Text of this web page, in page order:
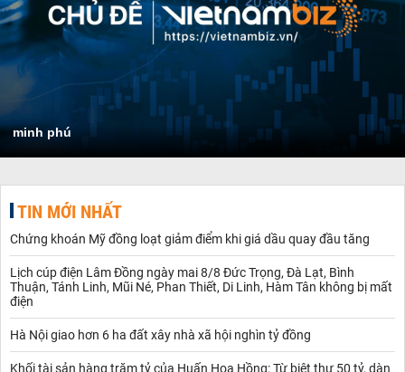
minh phú
TIN MỚI NHẤT
Chứng khoán Mỹ đồng loạt giảm điểm khi giá dầu quay đầu tăng
Lịch cúp điện Lâm Đồng ngày mai 8/8 Đức Trọng, Đà Lạt, Bình
Thuận, Tánh Linh, Mũi Né, Phan Thiết, Di Linh, Hàm Tân không bị mất
điện
Hà Nội giao hơn 6 ha đất xây nhà xã hội nghìn tỷ đồng
Khối tài sản hàng trăm tỷ của Huấn Hoa Hồng: Từ biệt thự 50 tỷ, dàn